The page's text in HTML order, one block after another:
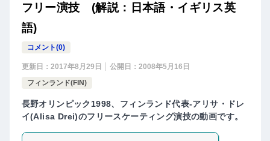
フリー演技 (解説：日本語・イギリス英
語)
コメント(0)
更新日： 2017年8月29日 公開日： 2008年5月16日
フィンランド(FIN)
長野オリンピック1998、フィンランド代表-アリサ・ドレ
イ(Alisa Drei)のフリースケーティング演技の動画です。